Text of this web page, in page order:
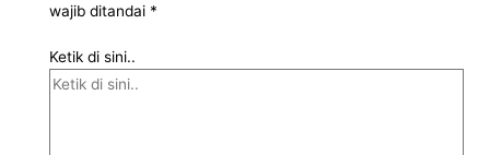
wajib ditandai *
Ketik di sini..